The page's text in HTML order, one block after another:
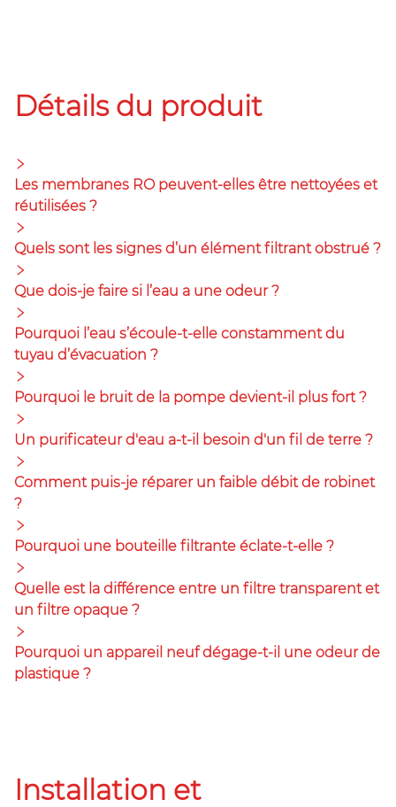
Détails du produit
Les membranes RO peuvent-elles être nettoyées et
réutilisées ?
Quels sont les signes d’un élément filtrant obstrué ?
Que dois-je faire si l’eau a une odeur ?
Pourquoi l’eau s’écoule-t-elle constamment du
tuyau d’évacuation ?
Pourquoi le bruit de la pompe devient-il plus fort ?
Un purificateur d'eau a-t-il besoin d'un fil de terre ?
Comment puis-je réparer un faible débit de robinet
?
Pourquoi une bouteille filtrante éclate-t-elle ?
Quelle est la différence entre un filtre transparent et
un filtre opaque ?
Pourquoi un appareil neuf dégage-t-il une odeur de
plastique ?
Installation et